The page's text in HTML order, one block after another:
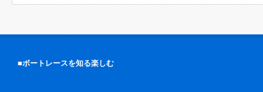
■ボートレースを知る楽しむ